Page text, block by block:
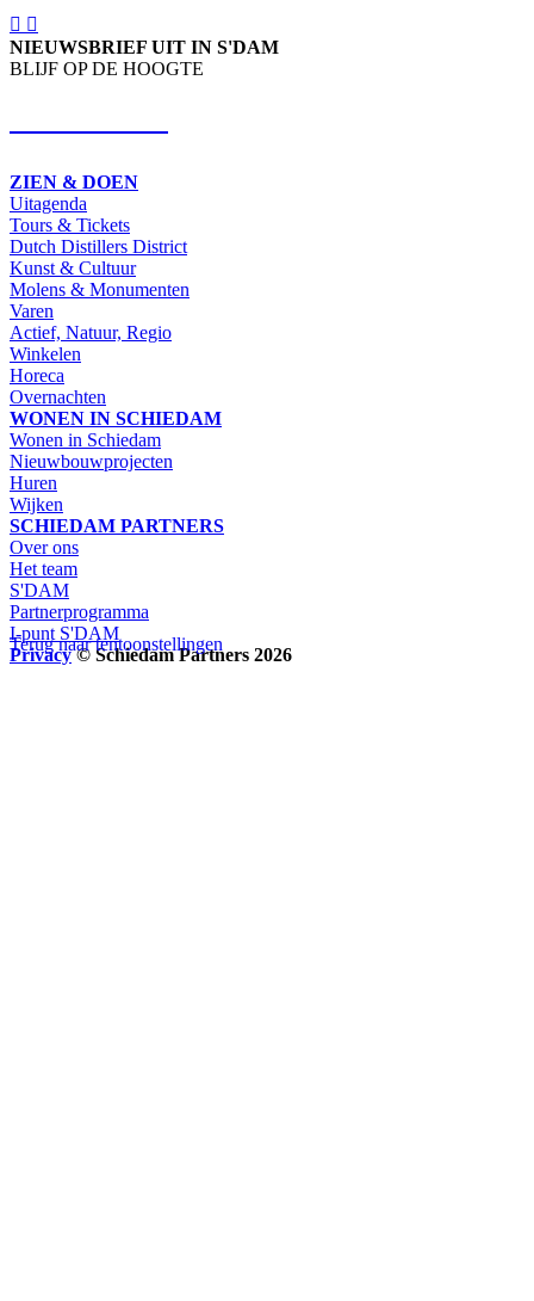
Terug naar tentoonstellingen
NIEUWSBRIEF UIT IN S'DAM
BLIJF OP DE HOOGTE
ZIEN & DOEN
Uitagenda
Tours & Tickets
Dutch Distillers District
Kunst & Cultuur
Molens & Monumenten
Varen
Actief, Natuur, Regio
Winkelen
Horeca
Overnachten
WONEN IN SCHIEDAM
Wonen in Schiedam
Nieuwbouwprojecten
Huren
Wijken
SCHIEDAM PARTNERS
Over ons
Het team
S'DAM
Partnerprogramma
I-punt S'DAM
Privacy © Schiedam Partners 2026